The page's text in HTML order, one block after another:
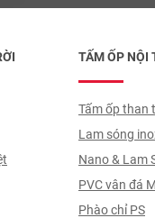
TẤM ỐP NỘI
Tấm ốp than
Lam sóng
Nano & Lam
PVC vân đá
Phào chỉ PS